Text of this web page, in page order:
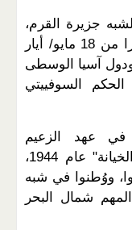
جزيرة القرم،
تعرضوا لعمليات تهجير قسرية، اعتبارا من 18 مايو/ أيار
ودول آسيا الوسطى
الحكم السوفييتي
في عهد الزعيم
السوفييتي جوزيف ستالين، بتهمة "الخيانة" عام 1944،
ووُطنوا في شبه
شمال البحر